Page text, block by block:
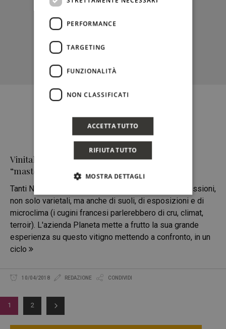
Vinitaly 2018: Exploring Nero d’Avola, una
“masterglass” con Alessio Planeta
Tanti Nero d'Avola in una Sicilia dalle illimitate espressioni,
non solo varietali, ma anche di suoli, di esposizioni e di
microclima (i cugini francesi parlerebbero di cru, climat,
terroir). L'azienda Planeta mette a frutto la sua grande
esperienza su questo vitigno mettendo a confronto, in un
ciclo
10/04/2018 REDAZIONE CONDIVIDI
1 2
PERFORMANCE
TARGETING
FUNZIONALITÀ
NON CLASSIFICATI
ACCETTA TUTTO
RIFIUTA TUTTO
MOSTRA DETTAGLI